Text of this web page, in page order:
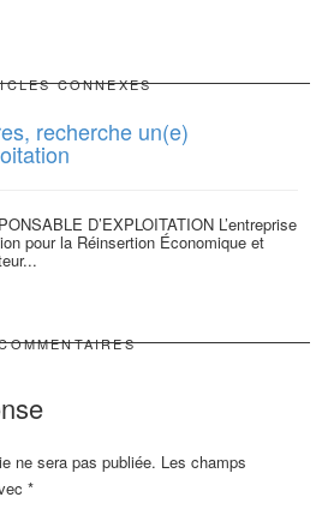
CONNEXES
recherche un(e)
D’EXPLOITATION L’entreprise
pour la Réinsertion Économique et
ne sera pas publiée. Les champs
*